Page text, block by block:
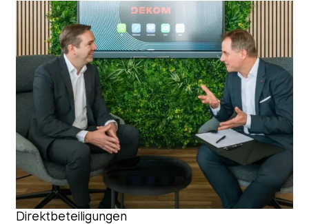
Direktbeteiligungen